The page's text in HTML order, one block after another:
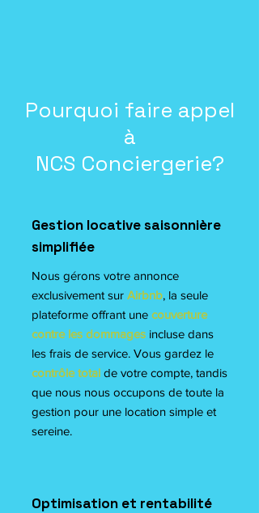
Pourquoi faire appel
à
NCS Conciergerie?
Gestion locative saisonnière
simplifiée
Nous gérons votre annonce
exclusivement sur Airbnb, la seule
plateforme offrant une couverture
contre les dommages incluse dans
les frais de service. Vous gardez le
contrôle total de votre compte, tandis
que nous nous occupons de toute la
gestion pour une location simple et
sereine.
Optimisation et rentabilité